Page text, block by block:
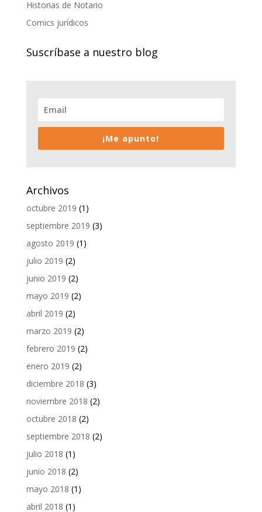
Historias de Notario
Comics jurídicos
Suscríbase a nuestro blog
¡Me apunto!
Archivos
octubre 2019 (1)
septiembre 2019 (3)
agosto 2019 (1)
julio 2019 (2)
junio 2019 (2)
mayo 2019 (2)
abril 2019 (2)
marzo 2019 (2)
febrero 2019 (2)
enero 2019 (2)
diciembre 2018 (3)
noviembre 2018 (2)
octubre 2018 (2)
septiembre 2018 (2)
julio 2018 (1)
junio 2018 (2)
mayo 2018 (1)
abril 2018 (1)